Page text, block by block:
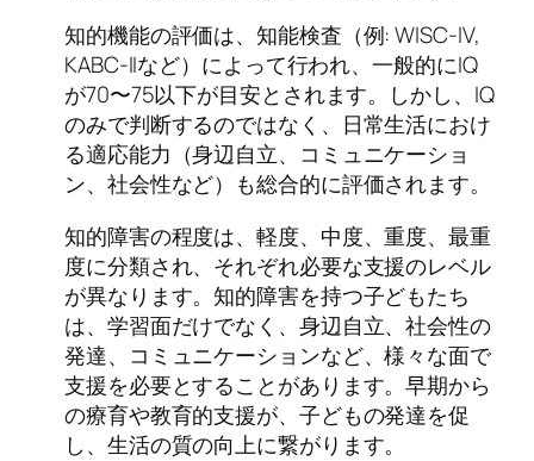
知的機能の評価は、知能検査（例: WISC-IV,
KABC-IIなど）によって行われ、一般的にIQ
が70〜75以下が目安とされます。しかし、IQ
のみで判断するのではなく、日常生活におけ
る適応能力（身辺自立、コミュニケーショ
ン、社会性など）も総合的に評価されます。
知的障害の程度は、軽度、中度、重度、最重
度に分類され、それぞれ必要な支援のレベル
が異なります。知的障害を持つ子どもたち
は、学習面だけでなく、身辺自立、社会性の
発達、コミュニケーションなど、様々な面で
支援を必要とすることがあります。早期から
の療育や教育的支援が、子どもの発達を促
し、生活の質の向上に繋がります。